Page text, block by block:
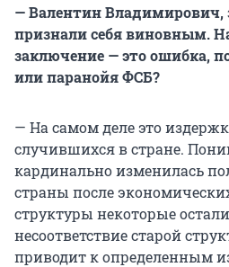
— Валентин Владимирович,
признали себя виновным.
заключение — это ошибка,
или паранойя ФСБ?
— На самом деле это
случившихся в стране.
кардинально изменилась
страны после
структуры некоторые
несоответствие старой
приводит к определенным